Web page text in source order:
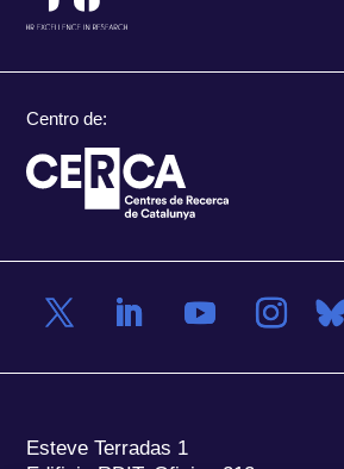
Centro de:
Esteve Terradas 1